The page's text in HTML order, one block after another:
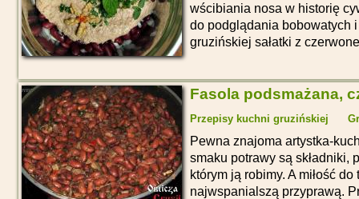
wścibiania nosa w historię
do podglądania bobowatych
gruzińskiej sałatki z
Fasola podsmażana,
Przepisy kuchni gruzińskiej
Pewna znajoma artystka-
smaku potrawy są składniki,
którym ją robimy. A miłość
najwspanialszą przyprawą.